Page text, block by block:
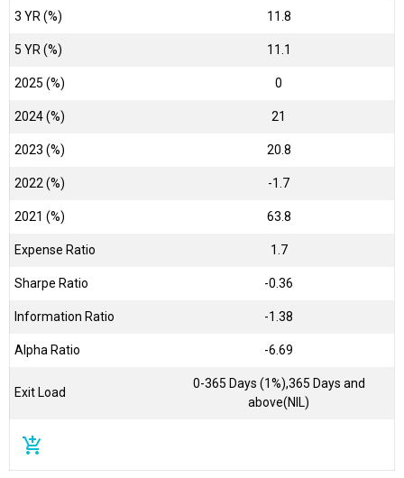
3 YR (%) 11.8
5 YR (%) 11.1
2025 (%) 0
2024 (%) 21
2023 (%) 20.8
2022 (%) -1.7
2021 (%) 63.8
Expense Ratio 1.7
Sharpe Ratio -0.36
Information Ratio -1.38
Alpha Ratio -6.69
Exit Load
0-365 Days (1%),365 Days and
above(NIL)
add_shopping_cart